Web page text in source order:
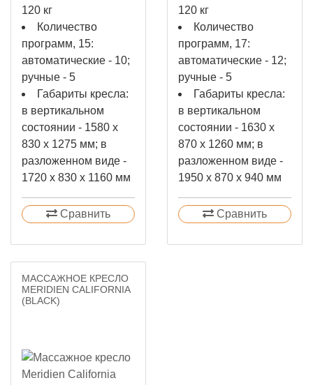
120 кг
Количество
программ, 15:
автоматические - 10;
ручные - 5
Габариты кресла:
в вертикальном
состоянии - 1580 х
830 х 1275 мм; в
разложенном виде -
1720 х 830 х 1160 мм
Сравнить
120 кг
Количество
программ, 17:
автоматические - 12;
ручные - 5
Габариты кресла:
в вертикальном
состоянии - 1630 х
870 х 1260 мм; в
разложенном виде -
1950 х 870 х 940 мм
Сравнить
МАССАЖНОЕ КРЕСЛО
MERIDIEN CALIFORNIA
(BLACK)